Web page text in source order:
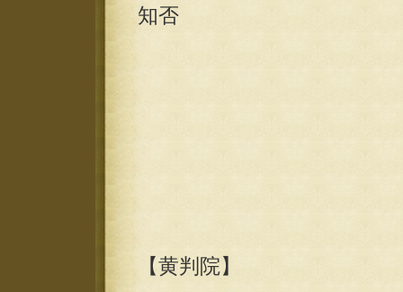
知否
【黄判院】